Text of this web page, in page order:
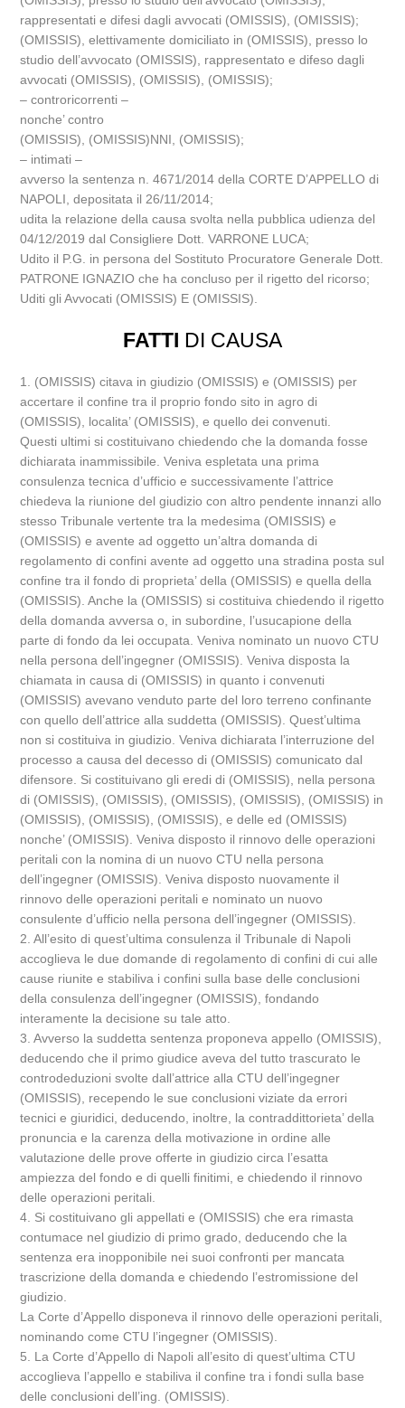
rappresentati e difesi dagli avvocati (OMISSIS), (OMISSIS);
(OMISSIS), elettivamente domiciliato in (OMISSIS), presso lo
studio dell’avvocato (OMISSIS), rappresentato e difeso dagli
avvocati (OMISSIS), (OMISSIS), (OMISSIS);
– controricorrenti –
nonche’ contro
(OMISSIS), (OMISSIS)NNI, (OMISSIS);
– intimati –
avverso la sentenza n. 4671/2014 della CORTE D’APPELLO di
NAPOLI, depositata il 26/11/2014;
udita la relazione della causa svolta nella pubblica udienza del
04/12/2019 dal Consigliere Dott. VARRONE LUCA;
Udito il P.G. in persona del Sostituto Procuratore Generale Dott.
PATRONE IGNAZIO che ha concluso per il rigetto del ricorso;
Uditi gli Avvocati (OMISSIS) E (OMISSIS).
FATTI DI CAUSA
1. (OMISSIS) citava in giudizio (OMISSIS) e (OMISSIS) per
accertare il confine tra il proprio fondo sito in agro di
(OMISSIS), localita’ (OMISSIS), e quello dei convenuti.
Questi ultimi si costituivano chiedendo che la domanda fosse
dichiarata inammissibile. Veniva espletata una prima
consulenza tecnica d’ufficio e successivamente l’attrice
chiedeva la riunione del giudizio con altro pendente innanzi allo
stesso Tribunale vertente tra la medesima (OMISSIS) e
(OMISSIS) e avente ad oggetto un’altra domanda di
regolamento di confini avente ad oggetto una stradina posta sul
confine tra il fondo di proprieta’ della (OMISSIS) e quella della
(OMISSIS). Anche la (OMISSIS) si costituiva chiedendo il rigetto
della domanda avversa o, in subordine, l’usucapione della
parte di fondo da lei occupata. Veniva nominato un nuovo CTU
nella persona dell’ingegner (OMISSIS). Veniva disposta la
chiamata in causa di (OMISSIS) in quanto i convenuti
(OMISSIS) avevano venduto parte del loro terreno confinante
con quello dell’attrice alla suddetta (OMISSIS). Quest’ultima
non si costituiva in giudizio. Veniva dichiarata l’interruzione del
processo a causa del decesso di (OMISSIS) comunicato dal
difensore. Si costituivano gli eredi di (OMISSIS), nella persona
di (OMISSIS), (OMISSIS), (OMISSIS), (OMISSIS), (OMISSIS) in
(OMISSIS), (OMISSIS), (OMISSIS), e delle ed (OMISSIS)
nonche’ (OMISSIS). Veniva disposto il rinnovo delle operazioni
peritali con la nomina di un nuovo CTU nella persona
dell’ingegner (OMISSIS). Veniva disposto nuovamente il
rinnovo delle operazioni peritali e nominato un nuovo
consulente d’ufficio nella persona dell’ingegner (OMISSIS).
2. All’esito di quest’ultima consulenza il Tribunale di Napoli
accoglieva le due domande di regolamento di confini di cui alle
cause riunite e stabiliva i confini sulla base delle conclusioni
della consulenza dell’ingegner (OMISSIS), fondando
interamente la decisione su tale atto.
3. Avverso la suddetta sentenza proponeva appello (OMISSIS),
deducendo che il primo giudice aveva del tutto trascurato le
controdeduzioni svolte dall’attrice alla CTU dell’ingegner
(OMISSIS), recependo le sue conclusioni viziate da errori
tecnici e giuridici, deducendo, inoltre, la contraddittorieta’ della
pronuncia e la carenza della motivazione in ordine alle
valutazione delle prove offerte in giudizio circa l’esatta
ampiezza del fondo e di quelli finitimi, e chiedendo il rinnovo
delle operazioni peritali.
4. Si costituivano gli appellati e (OMISSIS) che era rimasta
contumace nel giudizio di primo grado, deducendo che la
sentenza era inopponibile nei suoi confronti per mancata
trascrizione della domanda e chiedendo l’estromissione del
giudizio.
La Corte d’Appello disponeva il rinnovo delle operazioni peritali,
nominando come CTU l’ingegner (OMISSIS).
5. La Corte d’Appello di Napoli all’esito di quest’ultima CTU
accoglieva l’appello e stabiliva il confine tra i fondi sulla base
delle conclusioni dell’ing. (OMISSIS).